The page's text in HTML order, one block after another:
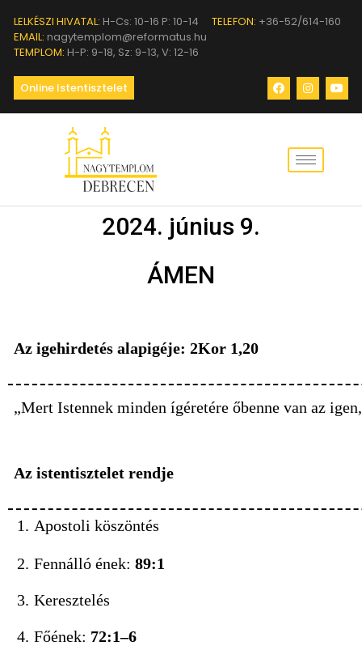
LELKÉSZI HIVATAL: H-Cs: 10-16 P: 10-14 TELEFON: +36-52/614-160
EMAIL: nagytemplom@reformatus.hu
TEMPLOM: H-P: 9-18, Sz: 9-13, V: 12-16
Online Istentisztelet
2024. június 9.
ÁMEN
Az igehirdetés alapigéje: 2Kor 1,20
„Mert Istennek minden ígéretére őbenne van az
Az istentisztelet rendje
1. Apostoli
2. Fennálló ének: 89:1
3. Keresztelés
4. Főének: 72:1–6